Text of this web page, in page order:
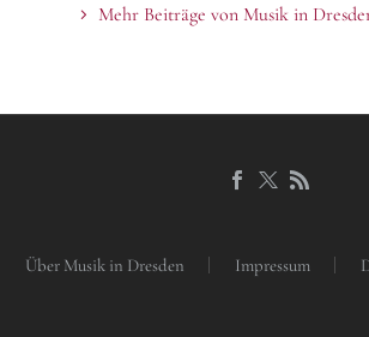
Mehr Beiträge von Musik in
Über Musik in Dresden Impressum